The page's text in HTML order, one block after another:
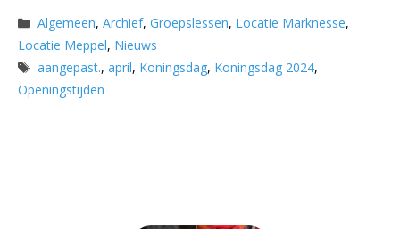
Categorieën
Algemeen,Archief,Groepslessen, Locatie Marknesse,
Locatie Meppel, Nieuws
Tags
aangepast.,april, Koningsdag, Koningsdag 2024,
Openingstijden